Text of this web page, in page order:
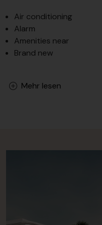
Air conditioning
Alarm
Amenities near
Brand new
Mehr lesen